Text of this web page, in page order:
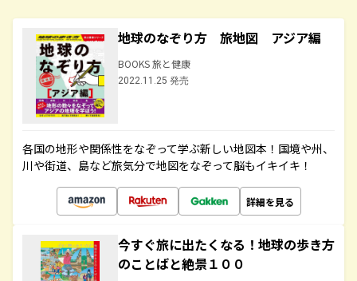
地球のなぞり方 旅地図 アジア編
BOOKS 旅と健康
2022.11.25 発売
各国の地形や関係性をなぞって学ぶ新しい地図本！国境や州、
川や街道、島など旅気分で地図をなぞって脳もイキイキ！
詳細を見る
今すぐ旅に出たくなる！地球の歩き方
のことばと絶景１００